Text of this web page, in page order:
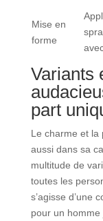
Mise en
forme
Variants
part
Le charme et la
aussi dans sa
multitude de
toutes les
s’agisse d’une
pour un homme